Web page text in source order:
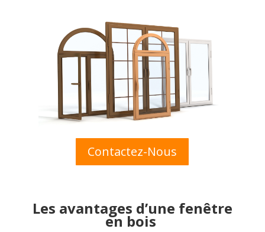
Contactez-Nous
Les avantages d’une fenêtre
en bois